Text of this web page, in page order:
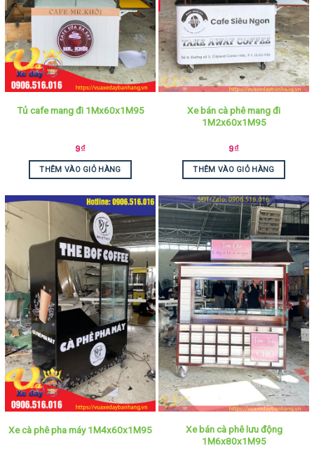
Tủ cafe mang đi 1Mx60x1M95
9₫
THÊM VÀO GIỎ HÀNG
Xe bán cà phê mang đi
1M2x60x1M95
9₫
THÊM VÀO GIỎ HÀNG
Xe cà phê pha máy 1M4x60x1M95
Xe bán cà phê lưu động
1M6x80x1M95